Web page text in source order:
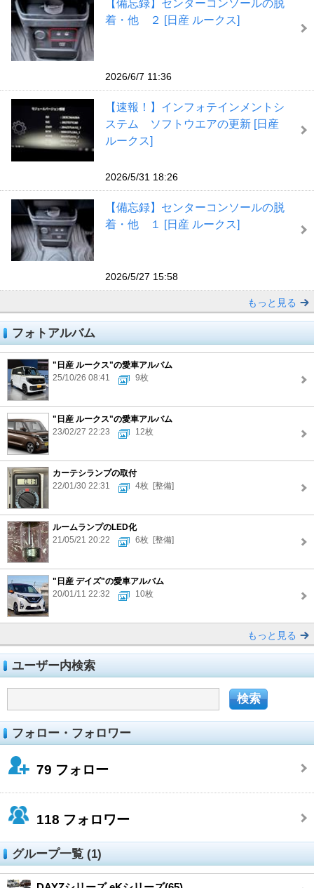
【備忘録】センターコンソールの脱
着・他 ２ [日産 ルークス]
2026/6/7 11:36
【速報！】インフォテインメントシ
ステム ソフトウエアの更新 [日産
ルークス]
2026/5/31 18:26
【備忘録】センターコンソールの脱
着・他 １ [日産 ルークス]
2026/5/27 15:58
もっと見る
フォトアルバム
"日産 ルークス"の愛車アルバム
25/10/26 08:41
9枚
"日産 ルークス"の愛車アルバム
23/02/27 22:23
12枚
カーテシランプの取付
22/01/30 22:31
4枚 [整備]
ルームランプのLED化
21/05/21 20:22
6枚 [整備]
"日産 デイズ"の愛車アルバム
20/01/11 22:32
10枚
もっと見る
ユーザー内検索
フォロー・フォロワー
79 フォロー
118 フォロワー
グループ一覧 (1)